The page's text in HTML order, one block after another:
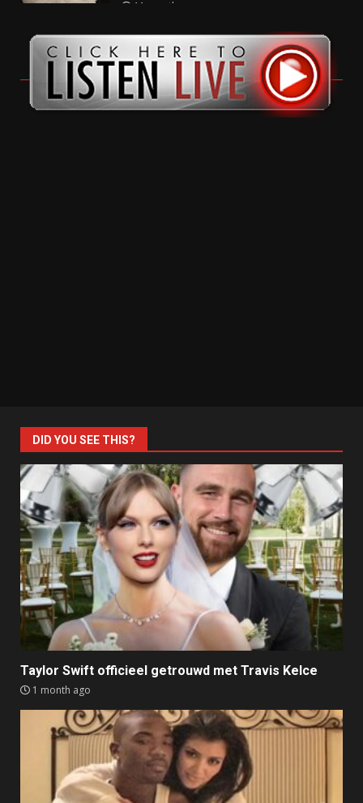
11 months ago
DID YOU SEE THIS?
Taylor Swift officieel getrouwd met Travis Kelce
1 month ago